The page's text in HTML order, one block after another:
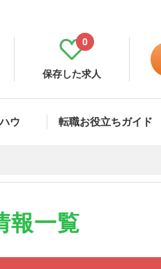
保存した求人
0
ウ 転職お役立ちガイド
報一覧